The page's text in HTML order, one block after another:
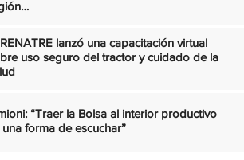
lanzó una capacitación virtual
uso seguro del tractor y cuidado de la
“Traer la Bolsa al interior productivo
una forma de escuchar”